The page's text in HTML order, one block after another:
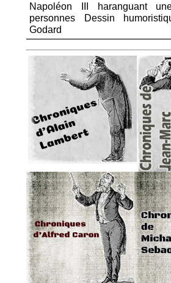
Napoléon III haranguant
personnes Dessin
Godard